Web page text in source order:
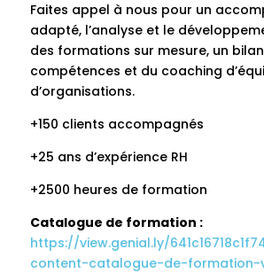
Faites appel à nous pour un
adapté, l’analyse et le
des formations sur mesure, un
compétences et du coaching
d’organisations.
+150 clients accompagnés
+25 ans d’expérience RH
+2500 heures de formation
Catalogue de formation :
https://view.genial.ly/
content-catalogue-de-formation-